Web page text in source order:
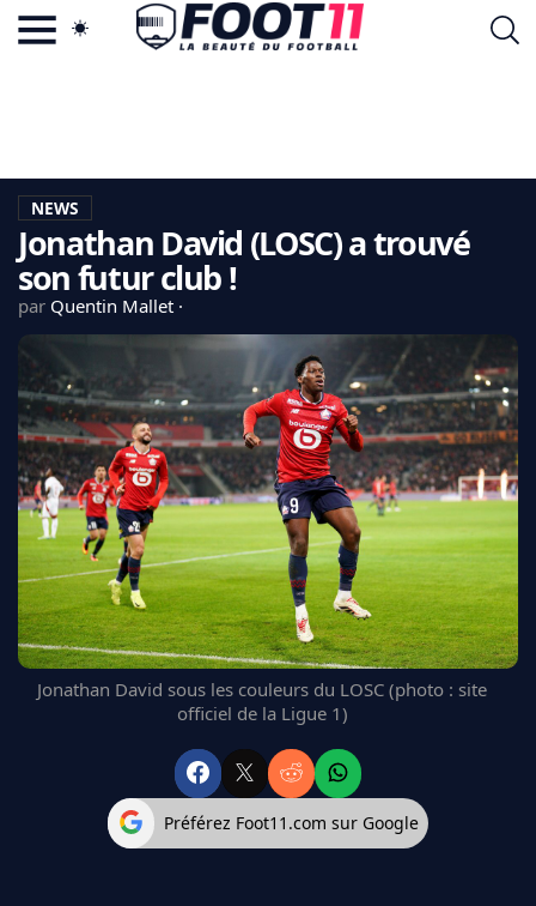
LA CHARTE
VIE PRIVÉE
CGU
CONTACTEZ-NOUS
MERCATO
CDM 2026
EDF
PSG
LIGUE 1
REAL MADRID
FC BARCELONE
MANCHESTER UNITED
CHELSEA
ARSENAL
BAYERN
L'AVIS DE LA RÉDAC'
NEWS
Jonathan David (LOSC) a trouvé
son futur club !
par Quentin Mallet
Jonathan David sous les couleurs du LOSC (photo : site
officiel de la Ligue 1)
Préférez Foot11.com sur Google